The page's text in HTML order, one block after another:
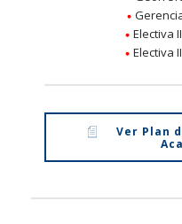
Electiva II
Electiva
Ver Plan